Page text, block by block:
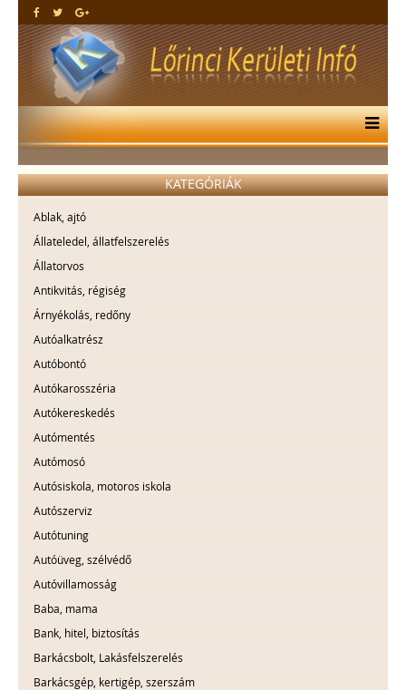
KATEGÓRIÁK
Ablak, ajtó
Állateledel, állatfelszerelés
Állatorvos
Antikvitás, régiség
Árnyékolás, redőny
Autóalkatrész
Autóbontó
Autókarosszéria
Autókereskedés
Autómentés
Autómosó
Autósiskola, motoros iskola
Autószerviz
Autótuning
Autóüveg, szélvédő
Autóvillamosság
Baba, mama
Bank, hitel, biztosítás
Barkácsbolt, Lakásfelszerelés
Barkácsgép, kertigép, szerszám